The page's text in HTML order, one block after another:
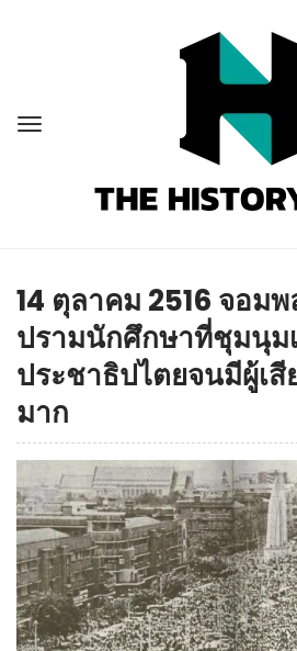
14 ตุลาคม 2516 จอม
ปรามนักศึกษาที่ชุมนุม
ประชาธิปไตยจนมีผู้เ
มาก